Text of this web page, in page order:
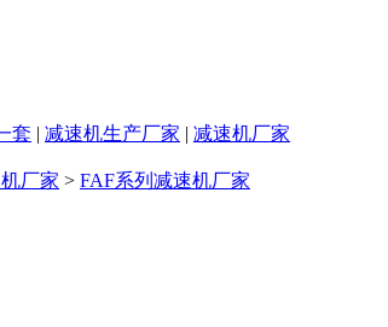
套 | 减速机生产厂家 | 减速机厂家
厂家 > FAF系列减速机厂家